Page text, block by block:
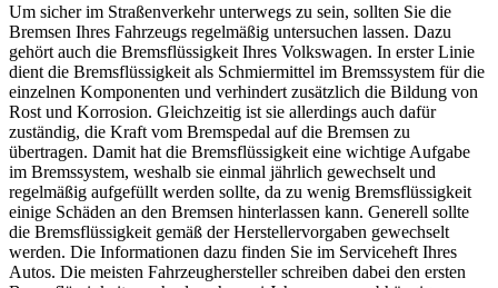
Um sicher im Straßenverkehr unterwegs zu sein, sollten Sie die
Bremsen Ihres Fahrzeugs regelmäßig untersuchen lassen. Dazu
gehört auch die Bremsflüssigkeit Ihres Volkswagen. In erster Linie
dient die Bremsflüssigkeit als Schmiermittel im Bremssystem für die
einzelnen Komponenten und verhindert zusätzlich die Bildung von
Rost und Korrosion. Gleichzeitig ist sie allerdings auch dafür
zuständig, die Kraft vom Bremspedal auf die Bremsen zu
übertragen. Damit hat die Bremsflüssigkeit eine wichtige Aufgabe
im Bremssystem, weshalb sie einmal jährlich gewechselt und
regelmäßig aufgefüllt werden sollte, da zu wenig Bremsflüssigkeit
einige Schäden an den Bremsen hinterlassen kann. Generell sollte
die Bremsflüssigkeit gemäß der Herstellervorgaben gewechselt
werden. Die Informationen dazu finden Sie im Serviceheft Ihres
Autos. Die meisten Fahrzeughersteller schreiben dabei den ersten